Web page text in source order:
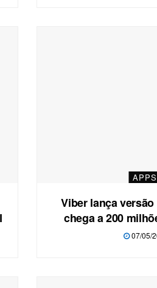
APPS
Viber lança
chega a 200
07/05/